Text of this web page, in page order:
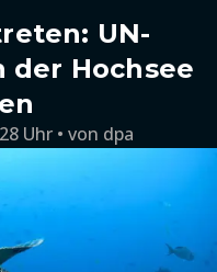
UN-
der Hochsee
Uhr von dpa